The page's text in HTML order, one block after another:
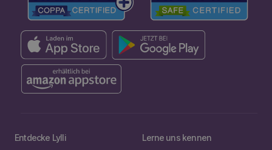
Entdecke Lylli Lerne uns kennen